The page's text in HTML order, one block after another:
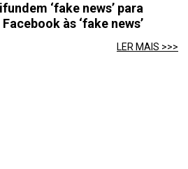
‘fake news’ para
às ‘fake news’
LER MAIS >>>